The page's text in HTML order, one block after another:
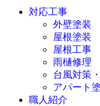
対応工事
外壁塗装
屋根塗装
屋根工事
雨樋修理
台風対策
アパート
職人紹介